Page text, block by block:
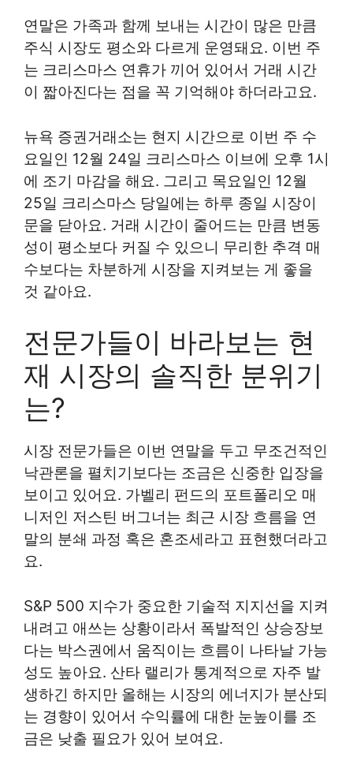
연말은 가족과 함께 보내는 시간이 많은 만큼
주식 시장도 평소와 다르게 운영돼요. 이번 주
는 크리스마스 연휴가 끼어 있어서 거래 시간
이 짧아진다는 점을 꼭 기억해야 하더라고요.
뉴욕 증권거래소는 현지 시간으로 이번 주 수
요일인 12월 24일 크리스마스 이브에 오후 1시
에 조기 마감을 해요. 그리고 목요일인 12월
25일 크리스마스 당일에는 하루 종일 시장이
문을 닫아요. 거래 시간이 줄어드는 만큼 변동
성이 평소보다 커질 수 있으니 무리한 추격 매
수보다는 차분하게 시장을 지켜보는 게 좋을
것 같아요.
전문가들이 바라보는 현
재 시장의 솔직한 분위기
는?
시장 전문가들은 이번 연말을 두고 무조건적인
낙관론을 펼치기보다는 조금은 신중한 입장을
보이고 있어요. 가벨리 펀드의 포트폴리오 매
니저인 저스틴 버그너는 최근 시장 흐름을 연
말의 분쇄 과정 혹은 혼조세라고 표현했더라고
요.
S&P 500 지수가 중요한 기술적 지지선을 지켜
내려고 애쓰는 상황이라서 폭발적인 상승장보
다는 박스권에서 움직이는 흐름이 나타날 가능
성도 높아요. 산타 랠리가 통계적으로 자주 발
생하긴 하지만 올해는 시장의 에너지가 분산되
는 경향이 있어서 수익률에 대한 눈높이를 조
금은 낮출 필요가 있어 보여요.